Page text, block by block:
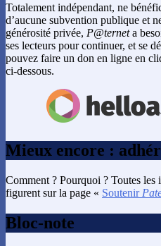
Totalement indépendant, ne
d’aucune subvention publique et
générosité privée, P@terneta
ses lecteurs pour continuer, et se
pouvez faire un don en ligne en
ci-dessous.
Mieux encore :
Comment ? Pourquoi ? Toutes les
figurent sur la page « Soutenir
Bloc-note